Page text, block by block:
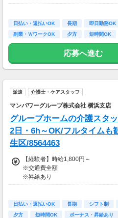
◎日勤／経験者の場合
・日収(1,800*8)円（時給1,800円
※資格手当あり（時給50円～UP/資
よって異なる）
※週払いOK（規定あり）
→金曜日締め最短翌週火曜日にお給
（稼働開始時は手続き完了次第とな
交通費：別途全額支給
※車・バイク通勤に関して施設によ
合あり（応相談）
日払い・週払いOK 長期 即日勤務OK
副業・ＷワークOK
夕方 短時間OK
応募へ進む
派遣 介護士・ケアスタッフ
マンパワーグループ株式会社 横浜支店
グループホームの介護スタ
2日・6h～OK/フルタイムも
生区/8564463
【経験者】時給1,800円～
※交通費全額
※昇給あり
◎日勤／経験者の場合
・日収(1,800*8)円（時給1,800円×8h
日払い・週払いOK 長期 シフト制
夕方
短時間OK ボーナス・昇給あり